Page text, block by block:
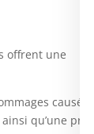
offrent une
causés
qu’une prise